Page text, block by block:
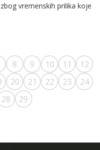
vremenskih prilika koje
8 9 10 11
12
20 21 22 23
24
28 29